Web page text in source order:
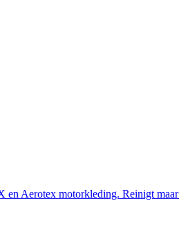
Aerotex motorkleding. Reinigt maar